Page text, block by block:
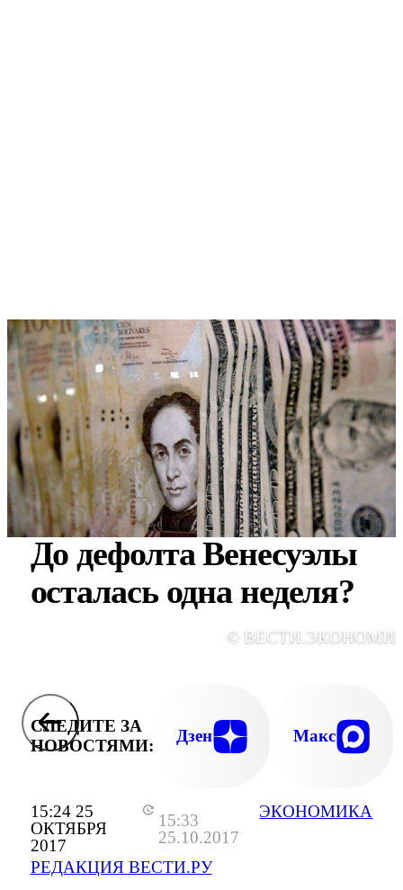
15:24 25
ОКТЯБРЯ
2017
15:33
25.10.2017
РЕДАКЦИЯ ВЕСТИ.РУ
ЭКОНОМИКА
До дефолта Венесуэлы
осталась одна неделя?
©
СЛЕДИТЕ ЗА
НОВОСТЯМИ:
Дзен Макс